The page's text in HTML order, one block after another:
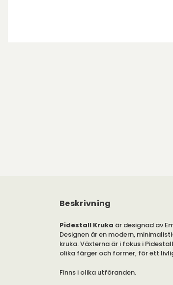
Beskrivning
Pidestall Kruka är designad av
Designen är en modern,
kruka. Växterna är i fokus i
olika färger och former, för ett
Finns i olika utföranden.